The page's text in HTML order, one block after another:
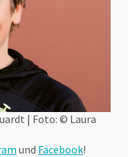
| Foto: © Laura
und Facebook!